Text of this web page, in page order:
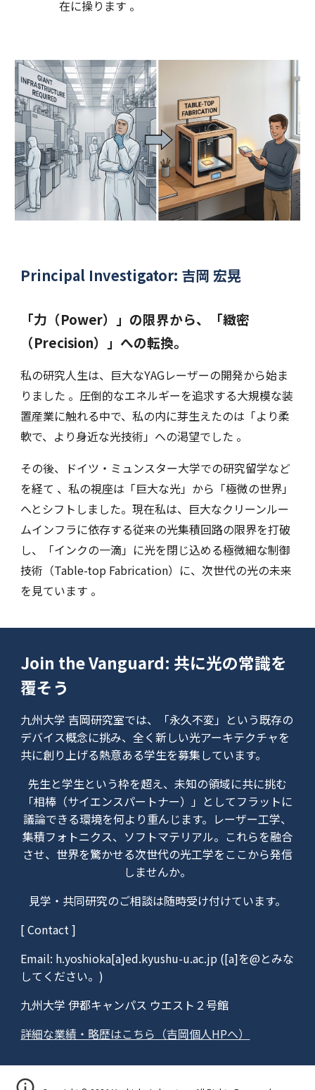
在に操ります 。
Principal Investigator: 吉岡 宏晃
「力（Power）」の限界から、「緻密
（Precision）」への転換。
私の研究人生は、巨大なYAGレーザーの開発から始ま
りました 。圧倒的なエネルギーを追求する大規模な装
置産業に触れる中で、私の内に芽生えたのは「より柔
軟で、より身近な光技術」への渇望でした 。
その後、ドイツ・ミュンスター大学での研究留学など
を経て 、私の視座は「巨大な光」から「極微の世界」
へとシフトしました。現在私は、巨大なクリーンルー
ムインフラに依存する従来の光集積回路の限界を打破
し、「インクの一滴」に光を閉じ込める極微細な制御
技術（Table-top Fabrication）に、次世代の光の未来
を見ています 。
Join the Vanguard: 共に光の常識を
覆そう
九州大学 吉岡研究室では、「永久不変」という既存の
デバイス概念に挑み、全く新しい光アーキテクチャを
共に創り上げる熱意ある学生を募集しています。
先生と学生という枠を超え、未知の領域に共に挑む
「相棒（サイエンスパートナー）」としてフラットに
議論できる環境を何より重んじます。レーザー工学、
集積フォトニクス、ソフトマテリアル。これらを融合
させ、世界を驚かせる次世代の光工学をここから発信
しませんか。
見学・共同研究のご相談は随時受け付けています。
[ Contact ]
Email: h.yoshioka[a]ed.kyushu-u.ac.jp ([a]を@とみな
してください。)
九州大学 伊都キャンパス ウエスト２号館
詳細な業績・略歴はこちら（吉岡個人HPへ）